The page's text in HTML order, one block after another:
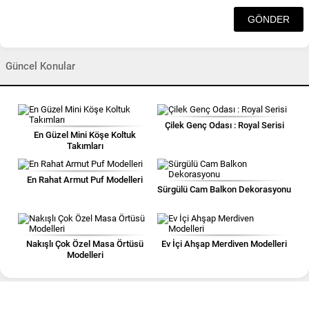
Güncel Konular
En Güzel Mini Köşe Koltuk
Takımları
Çilek Genç Odası : Royal Serisi
En Rahat Armut Puf Modelleri
Sürgülü Cam Balkon Dekorasyonu
Nakışlı Çok Özel Masa Örtüsü
Modelleri
Ev İçi Ahşap Merdiven Modelleri